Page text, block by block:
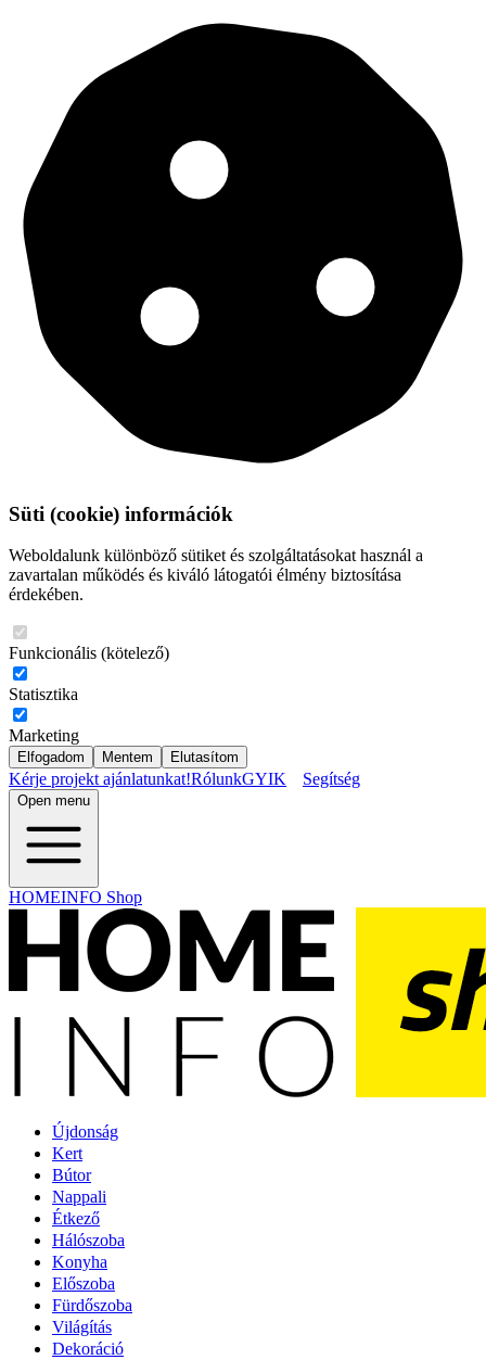
Süti (cookie) információk
Weboldalunk különböző sütiket és szolgáltatásokat használ a
zavartalan működés és kiváló látogatói élmény biztosítása
érdekében.
Funkcionális (kötelező)
Statisztika
Marketing
Elfogadom Mentem Elutasítom
Kérje projekt ajánlatunkat!RólunkGYIK Segítség
Open menu
HOMEINFO Shop
Újdonság
Kert
Bútor
Nappali
Étkező
Hálószoba
Konyha
Előszoba
Fürdőszoba
Világítás
Dekoráció